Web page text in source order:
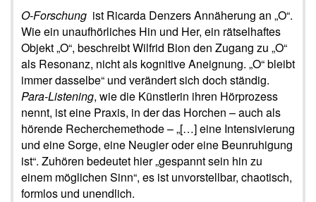
O-Forschung ist Ricarda Denzers Annäherung an „O“.
Wie ein unaufhörliches Hin und Her, ein rätselhaftes
Objekt „O“, beschreibt Wilfrid Bion den Zugang zu „O“
als Resonanz, nicht als kognitive Aneignung. „O“ bleibt
immer dasselbe“ und verändert sich doch ständig.
Para-Listening, wie die Künstlerin ihren Hörprozess
nennt, ist eine Praxis, in der das Horchen – auch als
hörende Recherchemethode – „[…] eine Intensivierung
und eine Sorge, eine Neugier oder eine Beunruhigung
ist“. Zuhören bedeutet hier „gespannt sein hin zu
einem möglichen Sinn“, es ist unvorstellbar, chaotisch,
formlos und unendlich.